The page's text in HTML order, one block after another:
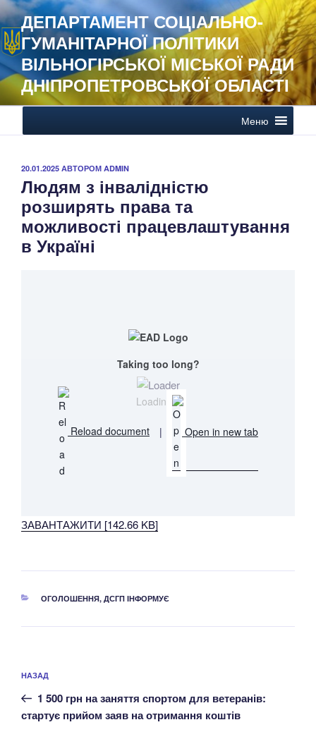
Перейти
до
вмісту
ДЕПАРТАМЕНТ СОЦІАЛЬНО-
ГУМАНІТАРНОЇ ПОЛІТИКИ
ВІЛЬНОГІРСЬКОЇ МІСЬКОЇ РАДИ
ДНІПРОПЕТРОВСЬКОЇ ОБЛАСТІ
Меню
ОПУБЛІКОВАНО
20.01.2025 АВТОРОМ ADMIN
Людям з інвалідністю
розширять права та
можливості працевлаштування
в Україні
Loading...
Taking too long?
Reload document | Open in new tab
ЗАВАНТАЖИТИ [142.66 KB]
КАТЕГОРІЇ
ОГОЛОШЕННЯ, ДСГП ІНФОРМУЄ
записів
Попередній
запис:
НАЗАД
1 500 грн на заняття спортом для ветеранів:
стартує прийом заяв на отримання коштів